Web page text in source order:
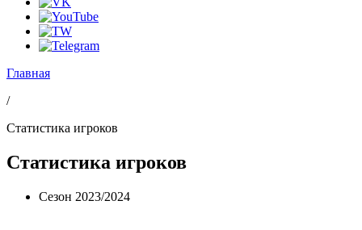
Главная
/
Статистика игроков
Статистика игроков
Сезон 2023/2024